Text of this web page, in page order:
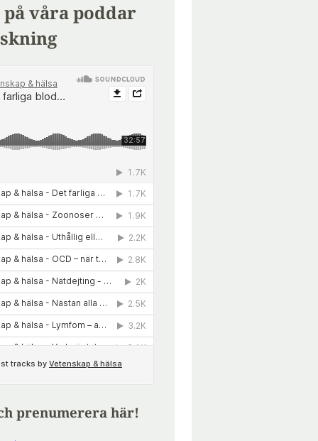
på våra poddar
prenumerera här!